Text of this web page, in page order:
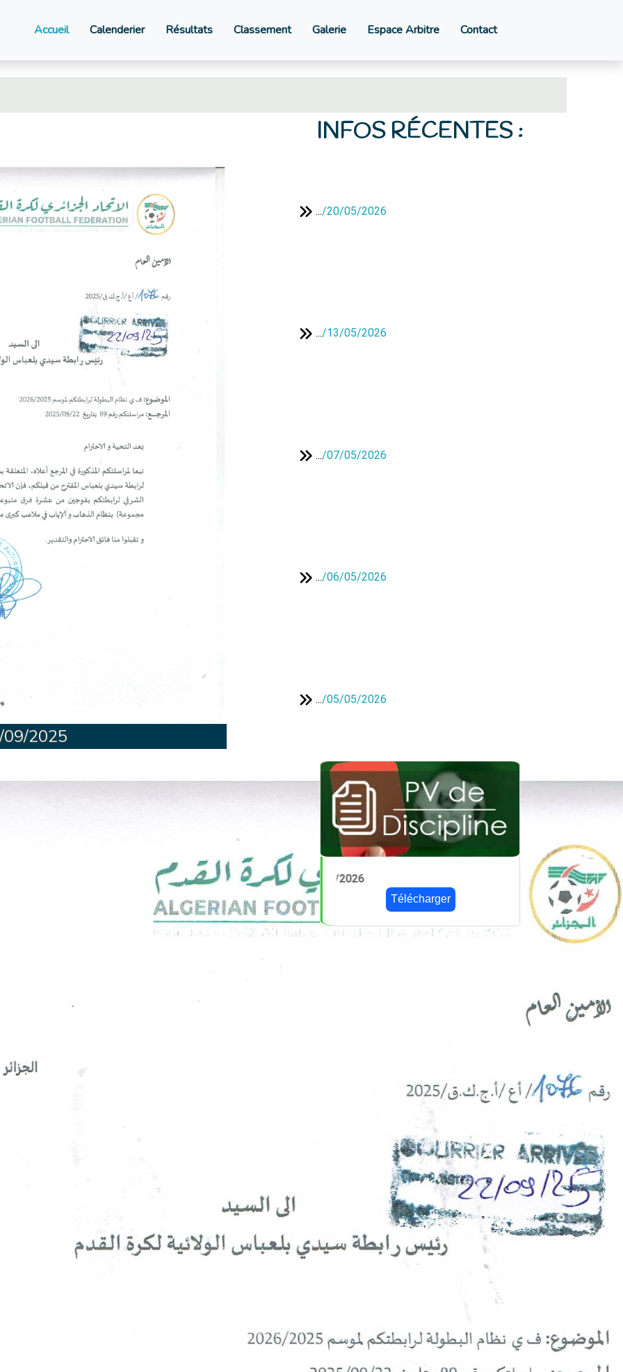
Accueil Calenderier Résultats Classement Galerie Espace Arbitre Contact
2025
INFOS RÉCENTES :
.../20/05/2026
.../13/05/2026
.../07/05/2026
.../06/05/2026
.../05/05/2026
PV 24 du 14/05/2026
Télécharger